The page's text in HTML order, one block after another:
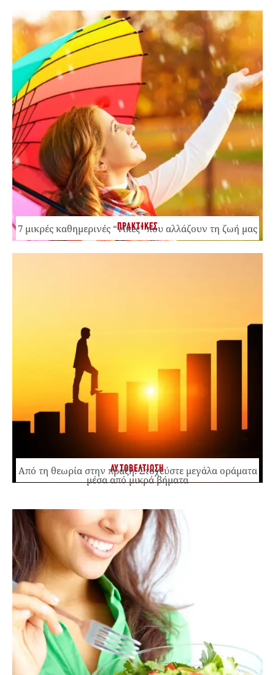
ΠΡΑΚΤΙΚΕΣ
7 μικρές καθημερινές “νίκες” που αλλάζουν τη ζωή μας
ΑΥΤΟΒΕΛΤΙΩΣΗ
Από τη θεωρία στην πράξη: Στοχεύστε μεγάλα οράματα
μέσα από μικρά βήματα